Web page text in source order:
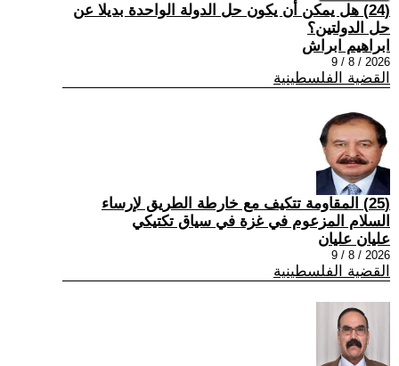
(24) هل يمكن أن يكون حل الدولة الواحدة بديلا عن
حل الدولتين؟
ابراهيم ابراش
2026 / 8 / 9
القضية الفلسطينية
(25) المقاومة تتكيف مع خارطة الطريق لإرساء
السلام المزعوم في غزة في سياق تكتيكي
عليان عليان
2026 / 8 / 9
القضية الفلسطينية